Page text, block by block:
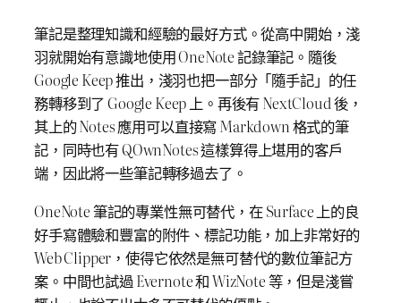
筆記是整理知識和經驗的最好方式。從高中開始，淺
羽就開始有意識地使用 OneNote 記錄筆記。隨後
Google Keep 推出，淺羽也把一部分「隨手記」的任
務轉移到了 Google Keep 上。再後有 NextCloud 後，
其上的 Notes 應用可以直接寫 Markdown 格式的筆
記，同時也有 QOwnNotes 這樣算得上堪用的客戶
端，因此將一些筆記轉移過去了。
OneNote 筆記的專業性無可替代，在 Surface 上的良
好手寫體驗和豐富的附件、標記功能，加上非常好的
Web Clipper，使得它依然是無可替代的數位筆記方
案。中間也試過 Evernote 和 WizNote 等，但是淺嘗